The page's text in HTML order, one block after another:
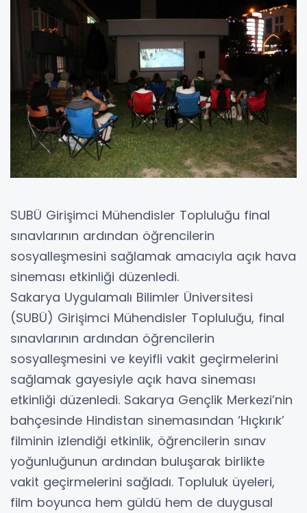
SUBÜ Girişimci Mühendisler Topluluğu final
sınavlarının ardından öğrencilerin
sosyalleşmesini sağlamak amacıyla açık hava
sineması etkinliği düzenledi.
Sakarya Uygulamalı Bilimler Üniversitesi
(SUBÜ) Girişimci Mühendisler Topluluğu, final
sınavlarının ardından öğrencilerin
sosyalleşmesini ve keyifli vakit geçirmelerini
sağlamak gayesiyle açık hava sineması
etkinliği düzenledi. Sakarya Gençlik Merkezi’nin
bahçesinde Hindistan sinemasından ‘Hıçkırık’
filminin izlendiği etkinlik, öğrencilerin sınav
yoğunluğunun ardından buluşarak birlikte
vakit geçirmelerini sağladı. Topluluk üyeleri,
film boyunca hem güldü hem de duygusal